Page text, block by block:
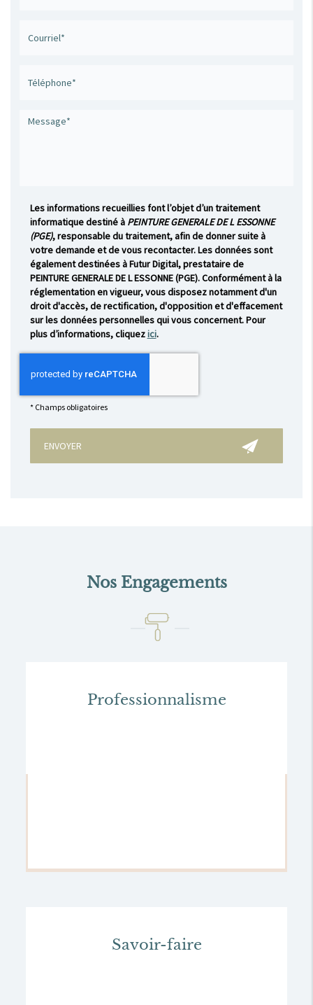
Les informations recueillies font l’objet d’un traitement
informatique destiné àPEINTURE GENERALE DE L ESSONNE
(PGE), responsable du traitement, afin de donner suite à
votre demande et de vous recontacter. Les données sont
également destinées à Futur Digital, prestataire de
PEINTURE GENERALE DE L ESSONNE (PGE). Conformément à la
réglementation en vigueur, vous disposez notamment d'un
droit d'accès, de rectification, d'opposition et d'effacement
sur les données personnelles qui vous concernent. Pour
plus d’informations, cliquezici.
* Champs obligatoires
Nos Engagements
Professionnalisme
Savoir-faire